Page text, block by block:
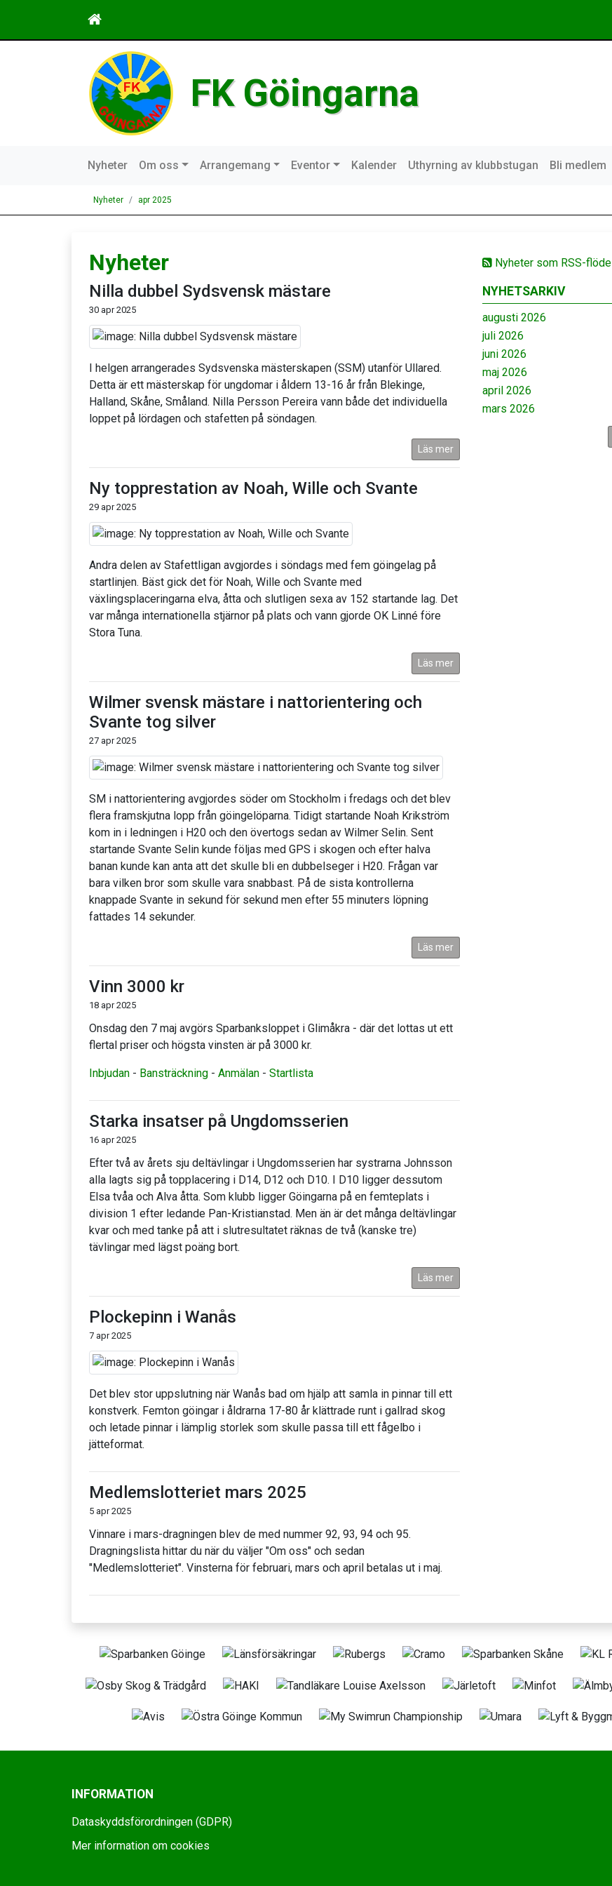
FK Göingarna
Nyheter Om oss Arrangemang Eventor Kalender Uthyrning av klubbstugan Bli medlem
Nyheter apr 2025
Nyheter som RSS-flöde
NYHETSARKIV
augusti 2026
juli 2026
juni 2026
maj 2026
april 2026
mars 2026
Nyheter
Nilla dubbel Sydsvensk mästare
30 apr 2025
I helgen arrangerades Sydsvenska mästerskapen (SSM) utanför Ullared.
Detta är ett mästerskap för ungdomar i åldern 13-16 år från Blekinge,
Halland, Skåne, Småland. Nilla Persson Pereira vann både det individuella
loppet på lördagen och stafetten på söndagen.
Läs mer
Ny topprestation av Noah, Wille och Svante
29 apr 2025
Andra delen av Stafettligan avgjordes i söndags med fem göingelag på
startlinjen. Bäst gick det för Noah, Wille och Svante med
växlingsplaceringarna elva, åtta och slutligen sexa av 152 startande lag. Det
var många internationella stjärnor på plats och vann gjorde OK Linné före
Stora Tuna.
Läs mer
Wilmer svensk mästare i nattorientering och
Svante tog silver
27 apr 2025
SM i nattorientering avgjordes söder om Stockholm i fredags och det blev
flera framskjutna lopp från göingelöparna. Tidigt startande Noah Krikström
kom in i ledningen i H20 och den övertogs sedan av Wilmer Selin. Sent
startande Svante Selin kunde följas med GPS i skogen och efter halva
banan kunde kan anta att det skulle bli en dubbelseger i H20. Frågan var
bara vilken bror som skulle vara snabbast. På de sista kontrollerna
knappade Svante in sekund för sekund men efter 55 minuters löpning
fattades 14 sekunder.
Läs mer
Vinn 3000 kr
18 apr 2025
Onsdag den 7 maj avgörs Sparbanksloppet i Glimåkra - där det lottas ut ett
flertal priser och högsta vinsten är på 3000 kr.
Inbjudan - Bansträckning - Anmälan - Startlista
Starka insatser på Ungdomsserien
16 apr 2025
Efter två av årets sju deltävlingar i Ungdomsserien har systrarna Johnsson
alla lagts sig på topplacering i D14, D12 och D10. I D10 ligger dessutom
Elsa tvåa och Alva åtta. Som klubb ligger Göingarna på en femteplats i
division 1 efter ledande Pan-Kristianstad. Men än är det många deltävlingar
kvar och med tanke på att i slutresultatet räknas de två (kanske tre)
tävlingar med lägst poäng bort.
Läs mer
Plockepinn i Wanås
7 apr 2025
Det blev stor uppslutning när Wanås bad om hjälp att samla in pinnar till ett
konstverk. Femton göingar i åldrarna 17-80 år klättrade runt i gallrad skog
och letade pinnar i lämplig storlek som skulle passa till ett fågelbo i
jätteformat.
Medlemslotteriet mars 2025
5 apr 2025
Vinnare i mars-dragningen blev de med nummer 92, 93, 94 och 95.
Dragningslista hittar du när du väljer "Om oss" och sedan
"Medlemslotteriet". Vinsterna för februari, mars och april betalas ut i maj.
INFORMATION
Dataskyddsförordningen (GDPR)
Mer information om cookies